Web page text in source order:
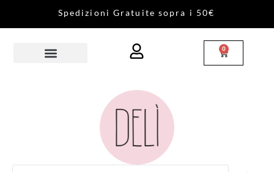
Sped izi on i Gratu ite sopra i 50€
0